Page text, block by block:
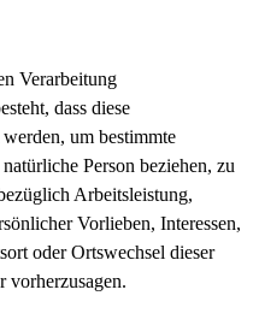
Verarbeitung
dass diese
um bestimmte
Person beziehen, zu
Arbeitsleistung,
Vorlieben, Interessen,
oder Ortswechsel dieser
vorherzusagen.